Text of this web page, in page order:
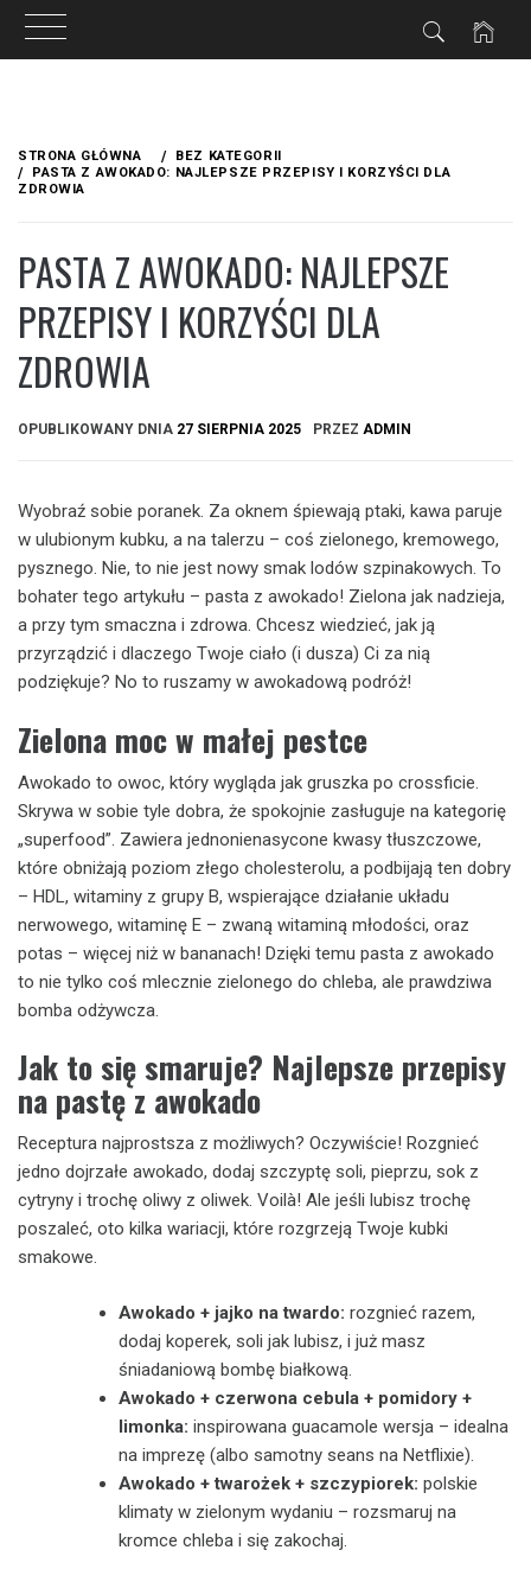
treści
STRONA GŁÓWNA
BEZ KATEGORII
PASTA Z AWOKADO: NAJLEPSZE PRZEPISY I KORZYŚCI DLA
ZDROWIA
PASTA Z AWOKADO: NAJLEPSZE
PRZEPISY I KORZYŚCI DLA
ZDROWIA
OPUBLIKOWANY DNIA 27 SIERPNIA 2025 PRZEZ ADMIN
Wyobraź sobie poranek. Za oknem śpiewają ptaki, kawa paruje
w ulubionym kubku, a na talerzu – coś zielonego, kremowego,
pysznego. Nie, to nie jest nowy smak lodów szpinakowych. To
bohater tego artykułu – pasta z awokado! Zielona jak nadzieja,
a przy tym smaczna i zdrowa. Chcesz wiedzieć, jak ją
przyrządzić i dlaczego Twoje ciało (i dusza) Ci za nią
podziękuje? No to ruszamy w awokadową podróż!
Zielona moc w małej pestce
Awokado to owoc, który wygląda jak gruszka po crossficie.
Skrywa w sobie tyle dobra, że spokojnie zasługuje na kategorię
„superfood”. Zawiera jednonienasycone kwasy tłuszczowe,
które obniżają poziom złego cholesterolu, a podbijają ten dobry
– HDL, witaminy z grupy B, wspierające działanie układu
nerwowego, witaminę E – zwaną witaminą młodości, oraz
potas – więcej niż w bananach! Dzięki temu pasta z awokado
to nie tylko coś mlecznie zielonego do chleba, ale prawdziwa
bomba odżywcza.
Jak to się smaruje? Najlepsze przepisy
na pastę z awokado
Receptura najprostsza z możliwych? Oczywiście! Rozgnieć
jedno dojrzałe awokado, dodaj szczyptę soli, pieprzu, sok z
cytryny i trochę oliwy z oliwek. Voilà! Ale jeśli lubisz trochę
poszaleć, oto kilka wariacji, które rozgrzeją Twoje kubki
smakowe.
Awokado + jajko na twardo: rozgnieć razem,
dodaj koperek, soli jak lubisz, i już masz
śniadaniową bombę białkową.
Awokado + czerwona cebula + pomidory +
limonka: inspirowana guacamole wersja – idealna
na imprezę (albo samotny seans na Netflixie).
Awokado + twarożek + szczypiorek: polskie
klimaty w zielonym wydaniu – rozsmaruj na
kromce chleba i się zakochaj.